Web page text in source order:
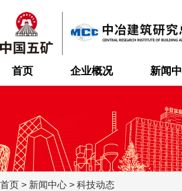
首页 企业概况 新闻
首页 > 新闻中心 > 科技动态